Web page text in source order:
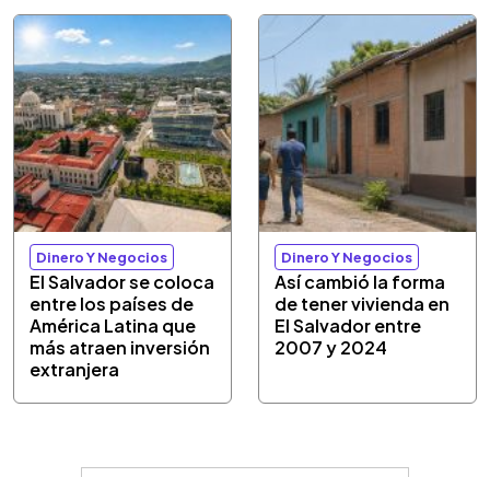
Dinero Y Negocios
El Salvador se coloca
entre los países de
América Latina que
más atraen inversión
extranjera
Dinero Y Negocios
Así cambió la forma
de tener vivienda en
El Salvador entre
2007 y 2024